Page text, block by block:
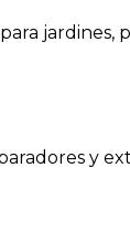
jardines,
y